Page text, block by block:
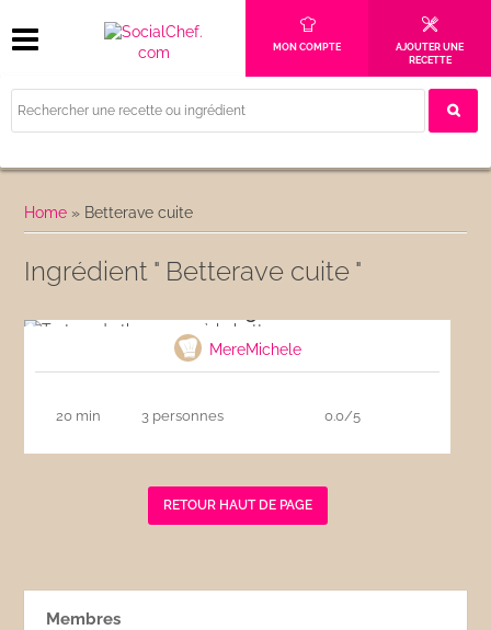
MON COMPTE
AJOUTER UNE
RECETTE
Home » Betterave cuite
Ingrédient " Betterave cuite "
MereMichele
20 min 3 personnes 0.0/5
RETOUR HAUT DE PAGE
Membres